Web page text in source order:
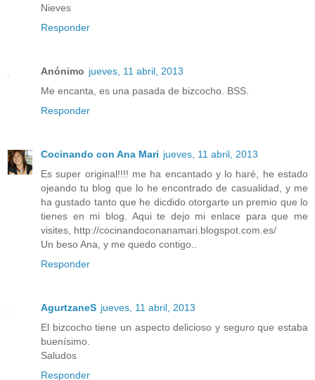
Nieves
Responder
Anónimo jueves, 11 abril, 2013
Me encanta, es una pasada de bizcocho. BSS.
Responder
Cocinando con Ana Mari jueves, 11 abril, 2013
Es super original!!!! me ha encantado y lo haré, he estado
ojeando tu blog que lo he encontrado de casualidad, y me
ha gustado tanto que he dicdido otorgarte un premio que lo
tienes en mi blog. Aqui te dejo mi enlace para que me
visites, http://cocinandoconanamari.blogspot.com.es/
Un beso Ana, y me quedo contigo..
Responder
AgurtzaneS jueves, 11 abril, 2013
El bizcocho tiene un aspecto delicioso y seguro que estaba
buenísimo.
Saludos
Responder